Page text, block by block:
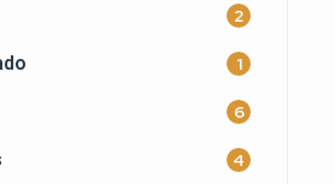
2
1
6
4